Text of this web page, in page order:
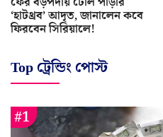
‘হাটথ্রব’ আদৃত, জানালেন কবে
ফিরবেন সিরিয়ালে!
Top ট্রেন্ডিং পোস্ট